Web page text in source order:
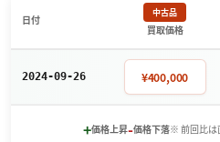
日付
中古品
買取価格
2024-09-26 ¥400,000
+価格上昇-価格下落※ 前回比は